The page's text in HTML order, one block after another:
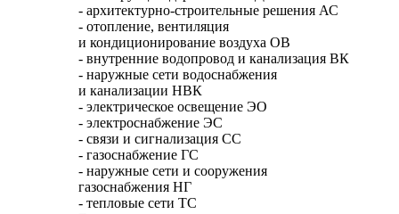
- архитектурно-строительные решения АС
- отопление, вентиляция
и кондиционирование воздуха ОВ
- внутренние водопровод и канализация ВК
- наружные сети водоснабжения
и канализации НВК
- электрическое освещение ЭО
- электроснабжение ЭС
- связи и сигнализация СС
- газоснабжение ГС
- наружные сети и сооружения
газоснабжения НГ
- тепловые сети ТС